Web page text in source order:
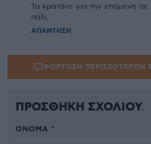
Τα κρατάνε για την επόμενη σε
πάλι.
ΑΠΑΝΤΗΣΗ
ΦΟΡΤΩΣΗ ΠΕΡΙΣΣΟΤΕΡΩΝ
ΠΡΟΣΘΗΚΗ ΣΧΟΛΙΟΥ
ΌΝΟΜΑ *